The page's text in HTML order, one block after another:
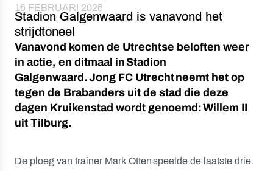
16 FEBRUARI 2026
Stadion Galgenwaard is vanavond het
strijdtoneel
Vanavond komen de Utrechtse beloften weer
in actie, en ditmaal inStadion
Galgenwaard . Jong FC Utrechtneemt het op
tegen de Brabanders uit de stad die deze
dagen Kruikenstad wordt genoemd:Willem II
uit Tilburg.
De ploeg van trainer Mark Ottenspeelde de laatste drie